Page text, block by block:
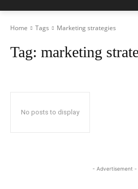
Home Tags Marketing strategies
Tag: marketing
No posts to display
- Advertisement -